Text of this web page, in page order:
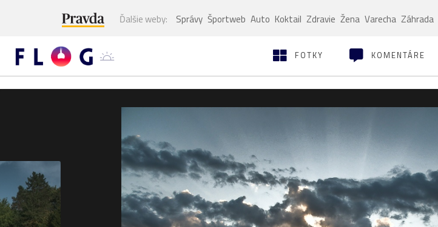
Ďalšie weby: Správy Športweb Auto Koktail Zdravie Žena Varecha Záhrada
FOTKY KOMENTÁRE